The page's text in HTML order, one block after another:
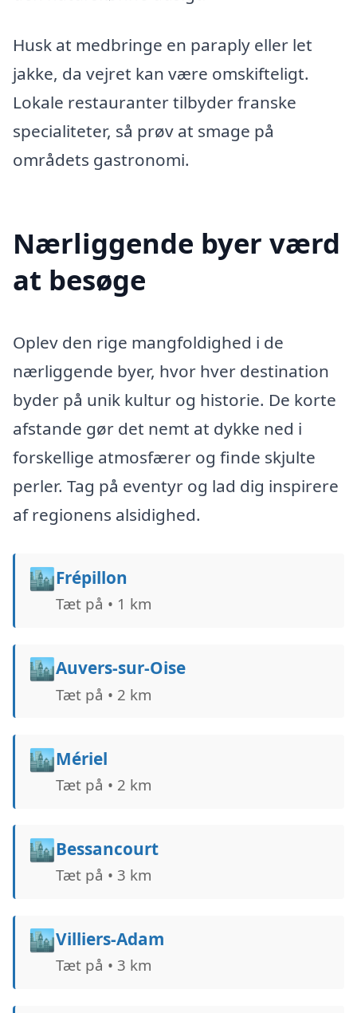
Husk at medbringe en paraply eller let
jakke, da vejret kan være omskifteligt.
Lokale restauranter tilbyder franske
specialiteter, så prøv at smage på
områdets gastronomi.
Nærliggende byer værd
at besøge
Oplev den rige mangfoldighed i de
nærliggende byer, hvor hver destination
byder på unik kultur og historie. De korte
afstande gør det nemt at dykke ned i
forskellige atmosfærer og finde skjulte
perler. Tag på eventyr og lad dig inspirere
af regionens alsidighed.
🏙️Frépillon
Tæt på • 1 km
🏙️Auvers-sur-Oise
Tæt på • 2 km
🏙️Mériel
Tæt på • 2 km
🏙️Bessancourt
Tæt på • 3 km
🏙️Villiers-Adam
Tæt på • 3 km